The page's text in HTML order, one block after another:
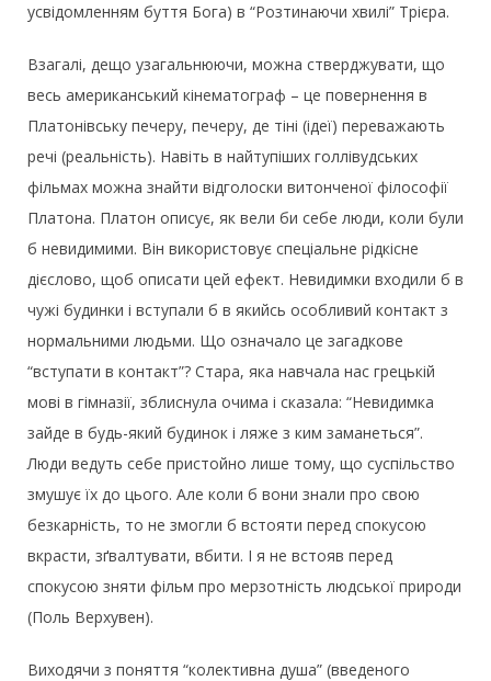
усвідомленням буття Бога) в “Розтинаючи хвилі” Трієра.
Взагалі, дещо узагальнюючи, можна стверджувати, що
весь американський кінематограф – це повернення в
Платонівську печеру, печеру, де тіні (ідеї) переважають
речі (реальність). Навіть в найтупіших голлівудських
фільмах можна знайти відголоски витонченої філософії
Платона. Платон описує, як вели би себе люди, коли були
б невидимими. Він використовує спеціальне рідкісне
дієслово, щоб описати цей ефект. Невидимки входили б в
чужі будинки і вступали б в якийсь особливий контакт з
нормальними людьми. Що означало це загадкове
“вступати в контакт”? Стара, яка навчала нас грецькій
мові в гімназії, зблиснула очима і сказала: “Невидимка
зайде в будь-який будинок і ляже з ким заманеться”.
Люди ведуть себе пристойно лише тому, що суспільство
змушує їх до цього. Але коли б вони знали про свою
безкарність, то не змогли б встояти перед спокусою
вкрасти, зґвалтувати, вбити. І я не встояв перед
спокусою зняти фільм про мерзотність людської природи
(Поль Верхувен).
Виходячи з поняття “колективна душа” (введеного